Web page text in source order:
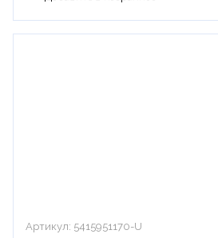
Артикул: 5415951170-U